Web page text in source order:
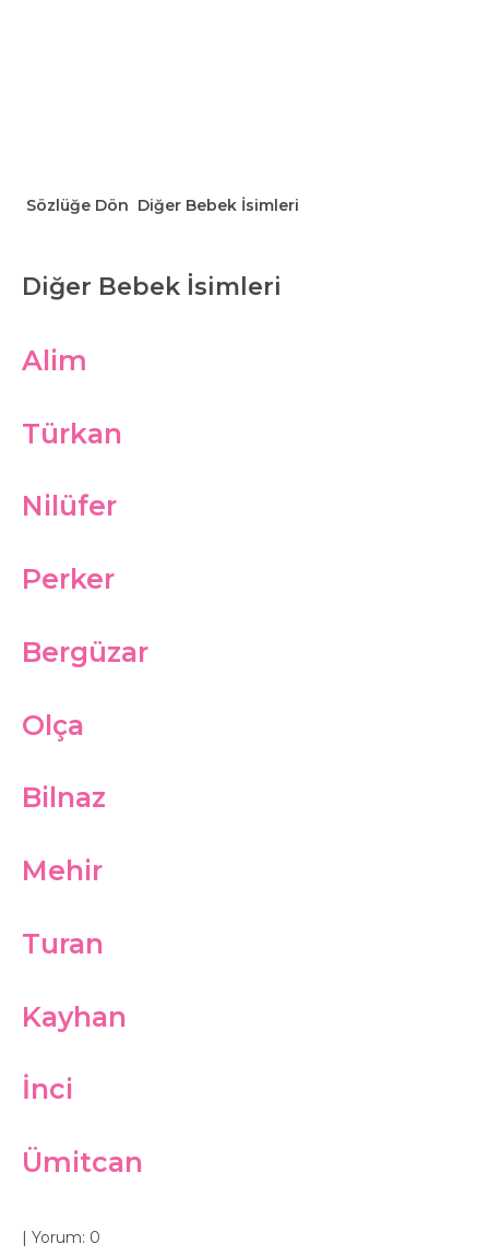
Sözlüğe Dön Diğer Bebek İsimleri
Diğer Bebek İsimleri
Alim
Türkan
Nilüfer
Perker
Bergüzar
Olça
Bilnaz
Mehir
Turan
Kayhan
İnci
Ümitcan
| Yorum: 0